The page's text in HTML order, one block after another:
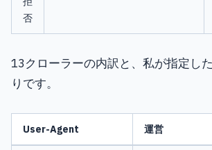
否
13クローラーの内訳と、私が指定し
りです。
User-Agent 運営